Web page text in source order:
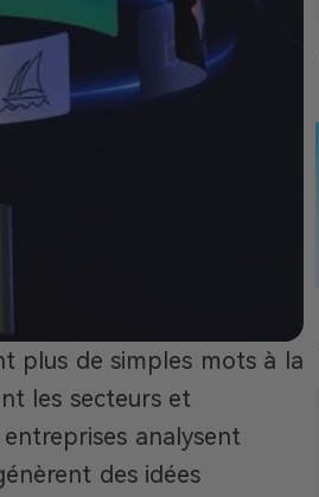
plus de simples mots à la
les secteurs et
analysent
des idées